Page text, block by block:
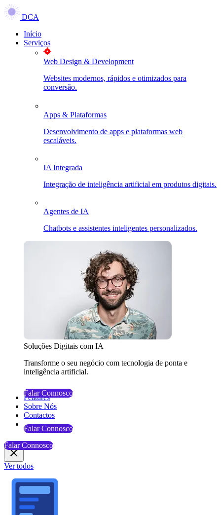
DCA
Início
Serviços
Web Design & Development
Websites modernos, rápidos e otimizados para
conversão.
Apps & Plataformas
Desenvolvimento de apps e plataformas web
escaláveis.
IA Integrada
Integração de inteligência artificial em produtos digitais.
Agentes de IA
Chatbots e assistentes inteligentes personalizados.
Soluções Digitais com IA
Transforme o seu negócio com tecnologia de ponta e
inteligência artificial.
Falar Connosco
Features
Sobre Nós
Contactos
Falar Connosco
Falar Connosco
Ver todos